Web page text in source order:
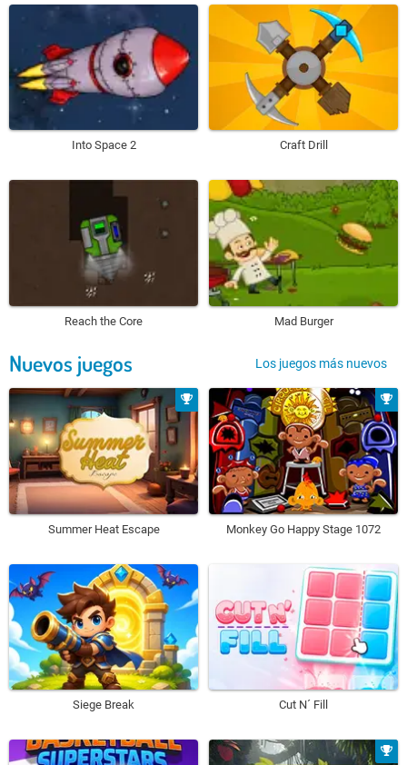
Into Space 2 Craft Drill
Reach the Core Mad Burger
Nuevos juegos Los juegos más nuevos
Summer Heat Escape Monkey Go Happy Stage 1072
Siege Break Cut N´ Fill